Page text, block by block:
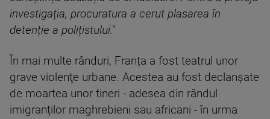
investigația, procuratura a cerut plasarea în
detenție a polițistului."
În mai multe rânduri, Franța a fost teatrul unor
grave violenţe urbane. Acestea au fost declanşate
de moartea unor tineri - adesea din rândul
imigranților maghrebieni sau africani - în urma